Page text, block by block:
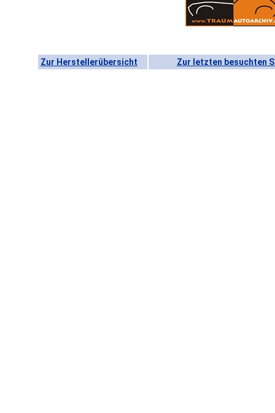
Zur Herstellerübersicht Zur letzten besuchten